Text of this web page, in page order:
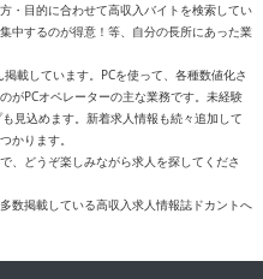
・目的に合わせて高収入バイトを検索してい
中するのが得意！等、自分の長所にあった業
載しています。PCを使って、各種数値化さ
がPCオペレーターの主な業務です。未経験
見込めます。新着求人情報も続々追加して
かります。
、どうぞ楽しみながら求人を探してくださ
数掲載している高収入求人情報誌ドカントへ